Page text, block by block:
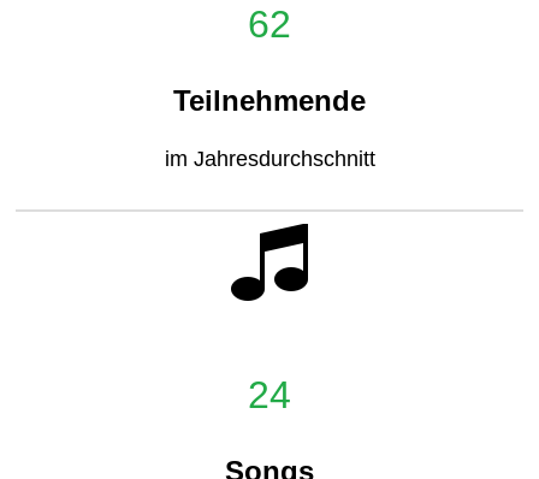
62
Teilnehmende
im Jahresdurchschnitt
24
Songs